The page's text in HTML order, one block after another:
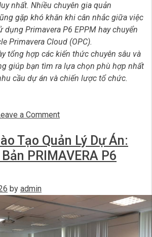
nhất. Nhiều chuyên gia quản
gặp khó khăn khi cân nhắc giữa việc
dụng Primavera P6 EPPM hay chuyển
Primavera Cloud (OPC).
tổng hợp các kiến thức chuyên sâu và
giúp bạn tìm ra lựa chọn phù hợp nhất
cầu dự án và chiến lược tổ chức.
a Commenton
sánh
Oracle
Primavera
Primavera
P6
EPPM:
Tạo Quản Lý Dự Án:
PRIMAVERA P6
by admin